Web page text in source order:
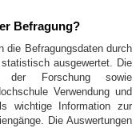
Befragung?
die Befragungsdaten durch
ausgewertet. Die
Forschung sowie
Verwendung und
wichtige Information zur
Die Auswertungen